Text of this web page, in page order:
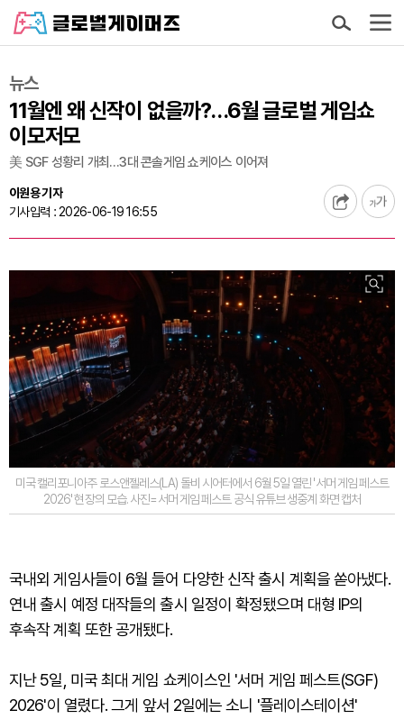
뉴스
11월엔 왜 신작이 없을까?…6월 글로벌 게임쇼
이모저모
美 SGF 성황리 개최…3대 콘솔게임 쇼케이스 이어져
이원용 기자
기사입력 : 2026-06-19 16:55
미국 캘리포니아주 로스앤젤레스(LA) 돌비 시어터에서 6월 5일 열린 '서머 게임 페스트
2026' 현장의 모습. 사진=서머 게임 페스트 공식 유튜브 생중계 화면 캡처
국내외 게임사들이 6월 들어 다양한 신작 출시 계획을 쏟아냈다.
연내 출시 예정 대작들의 출시 일정이 확정됐으며 대형 IP의
후속작 계획 또한 공개됐다.
지난 5일, 미국 최대 게임 쇼케이스인 '서머 게임 페스트(SGF)
2026'이 열렸다. 그게 앞서 2일에는 소니 '플레이스테이션'